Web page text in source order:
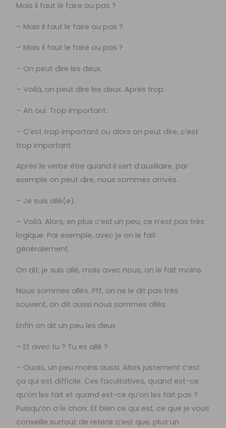
Mais il faut le faire ou pas ?
– Mais il faut le faire ou pas ?
– Mais il faut le faire ou pas ?
– On peut dire les deux.
– Voilà, on peut dire les deux. Après trop.
– Ah oui. Trop important.
– C’est trop important ou alors on peut dire, c’est
trop important.
Après le verbe être quand il sert d’auxiliaire, par
exemple on peut dire, nous sommes arrivés.
– Je suis allé(e).
– Voilà. Alors, en plus c’est un peu, ce n’est pas très
logique. Par exemple, avec je on le fait
généralement.
On dit, je suis allé, mais avec nous, on le fait moins.
Nous sommes allés. Pff, on ne le dit pas très
souvent, on dit aussi nous sommes allés.
Enfin on dit un peu les deux.
– Et avec tu ? Tu es allé ?
– Ouais, un peu moins aussi. Alors justement c’est
ça qui est difficile. Ces facultatives, quand est-ce
qu’on les fait et quand est-ce qu’on les fait pas ?
Puisqu’on a le choix. Et bien ce qui est, ce que je vous
conseille surtout de retenir c’est que, plus un